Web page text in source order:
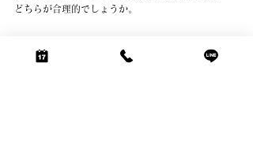
どちらが合理的でしょうか。
結論として